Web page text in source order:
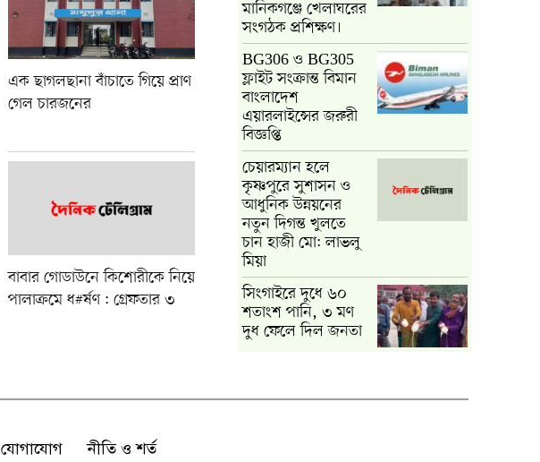
এক ছাগলছানা বাঁচাতে গিয়ে প্রাণ
গেল চারজনের
বাবার গোডাউনে কিশোরীকে নিয়ে
পালাক্রমে ধ#র্ষণ : গ্রেফতার ৩
মানিকগঞ্জে খেলাঘরের
সংগঠক প্রশিক্ষণ।
BG306 ও BG305
ফ্লাইট সংক্রান্ত বিমান
বাংলাদেশ
এয়ারলাইন্সের জরুরী
বিজ্ঞপ্তি
চেয়ারম্যান হলে
কৃষ্ণপুরে সুশাসন ও
আধুনিক উন্নয়নের
নতুন দিগন্ত খুলতে
চান হাজী মো: লাভলু
মিয়া
সিংগাইরে দুধে ৬০
শতাংশ পানি, ৩ মণ
দুধ ফেলে দিল জনতা
যোগাযোগ নীতি ও শর্ত